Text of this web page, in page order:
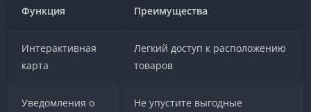
Функция Преимущества
Интерактивная
карта
Легкий доступ к расположению
товаров
Уведомления о
Не упустите выгодные